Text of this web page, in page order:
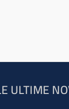
ULTIME